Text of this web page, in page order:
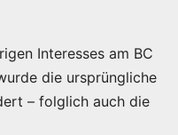
Interesses am BC
die ursprüngliche
– folglich auch die